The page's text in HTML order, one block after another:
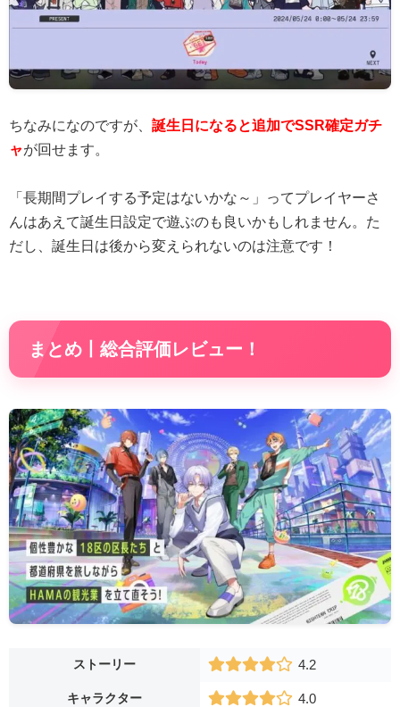
ちなみになのですが、 誕生日になると追加でSSR確定ガチ
ャが回せます。
「長期間プレイする予定はないかな～」ってプレイヤーさ
んはあえて誕生日設定で遊ぶのも良いかもしれません。た
だし、誕生日は後から変えられないのは注意です！
まとめ丨総合評価レビュー！
ストーリー 4.2
キャラクター 4.0